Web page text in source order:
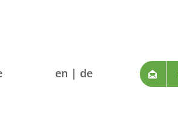
en | de